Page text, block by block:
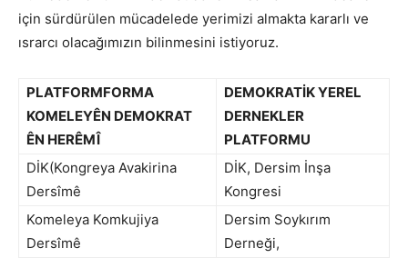
için sürdürülen mücadelede yerimizi almakta kararlı ve
ısrarcı olacağımızın bilinmesini istiyoruz.
PLATFORMFORMA
KOMELEYÊN DEMOKRAT
ÊN HERÊMÎ
DEMOKRATİK YEREL
DERNEKLER
PLATFORMU
DİK(Kongreya Avakirina
Dersîmê
DİK, Dersim İnşa
Kongresi
Komeleya Komkujiya
Dersîmê
Dersim Soykırım
Derneği,